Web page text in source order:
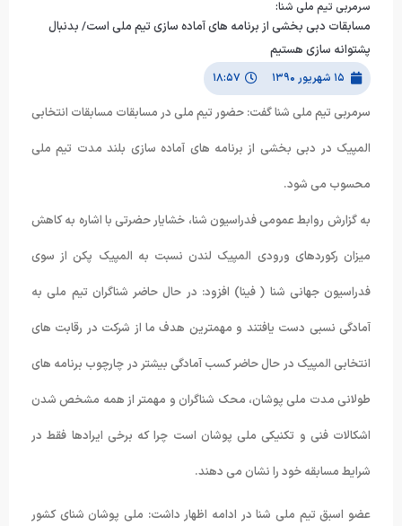
سرمربی تیم ملی شنا:
مسابقات دبی بخشی از برنامه های آماده سازی تیم ملی است/ بدنبال
پشتوانه سازی هستیم
۱۵ شهریور ۱۳۹۰ ۱۸:۵۷
سرمربی تیم ملی شنا گفت: حضور تیم ملی در مسابقات مسابقات انتخابی
المپیک در دبی بخشی از برنامه های آماده سازی بلند مدت تیم ملی
محسوب می شود.
به گزارش روابط عمومی فدراسیون شنا، خشایار حضرتی با اشاره به کاهش
میزان رکوردهای ورودی المپیک لندن نسبت به المپیک پکن از سوی
فدراسیون جهانی شنا ( فینا) افزود: در حال حاضر شناگران تیم ملی به
آمادگی نسبی دست یافتند و مهمترین هدف ما از شرکت در رقابت های
انتخابی المپیک در حال حاضر کسب آمادگی بیشتر در چارچوب برنامه های
طولانی مدت ملی پوشان، محک شناگران و مهمتر از همه مشخص شدن
اشکالات فنی و تکنیکی ملی پوشان است چرا که برخی ایرادها فقط در
شرایط مسابقه خود را نشان می دهند.
عضو اسبق تیم ملی شنا در ادامه اظهار داشت: ملی پوشان شنای کشور